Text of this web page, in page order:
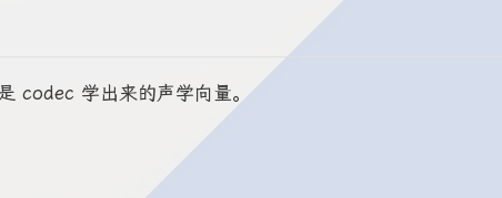
codec 学出来的声学向量。